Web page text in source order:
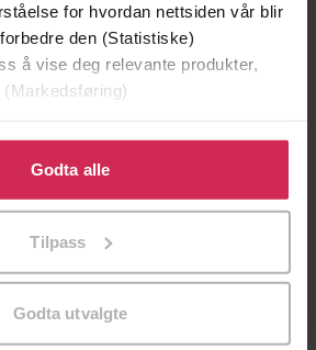
for hvordan nettsiden vår blir
den (Statistiske)
å vise deg relevante produkter,
(Markedsføring)
for å gi oss ditt samtykke til å
disse formålene. Du kan også
til spesifikke formål ved å klikke
Godta alle
Tilpass
Godta utvalgte
Jørn Lier Horst